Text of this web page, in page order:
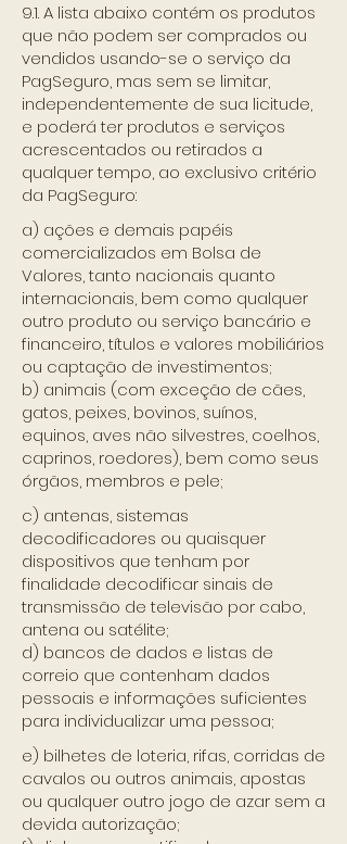
9.1. A lista abaixo contém os produtos
que não podem ser comprados ou
vendidos usando-se o serviço da
PagSeguro, mas sem se limitar,
independentemente de sua licitude,
e poderá ter produtos e serviços
acrescentados ou retirados a
qualquer tempo, ao exclusivo critério
da PagSeguro:
a) ações e demais papéis
comercializados em Bolsa de
Valores, tanto nacionais quanto
internacionais, bem como qualquer
outro produto ou serviço bancário e
financeiro, títulos e valores mobiliários
ou captação de investimentos;
b) animais (com exceção de cães,
gatos, peixes, bovinos, suínos,
equinos, aves não silvestres, coelhos,
caprinos, roedores), bem como seus
órgãos, membros e pele;
c) antenas, sistemas
decodificadores ou quaisquer
dispositivos que tenham por
finalidade decodificar sinais de
transmissão de televisão por cabo,
antena ou satélite;
d) bancos de dados e listas de
correio que contenham dados
pessoais e informações suficientes
para individualizar uma pessoa;
e) bilhetes de loteria, rifas, corridas de
cavalos ou outros animais, apostas
ou qualquer outro jogo de azar sem a
devida autorização;